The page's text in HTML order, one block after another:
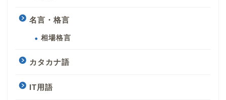
名言・格言
相場格言
カタカナ語
IT用語